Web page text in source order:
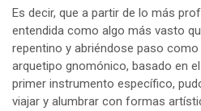
Es decir, que a partir de lo más
entendida como algo más vasto
repentino y abriéndose paso como
arquetipo gnomónico, basado en
primer instrumento específico,
viajar y alumbrar con formas